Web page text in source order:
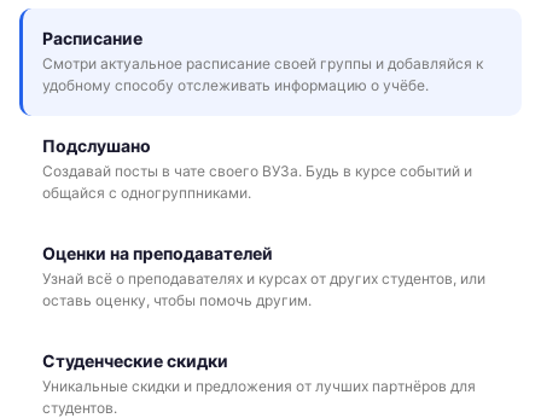
Расписание
Смотри актуальное расписание своей группы и добавляйся к
удобному способу отслеживать информацию о учёбе.
Подслушано
Создавай посты в чате своего ВУЗа. Будь в курсе событий и
общайся с одногруппниками.
Оценки на преподавателей
Узнай всё о преподавателях и курсах от других студентов, или
оставь оценку, чтобы помочь другим.
Студенческие скидки
Уникальные скидки и предложения от лучших партнёров для
студентов.